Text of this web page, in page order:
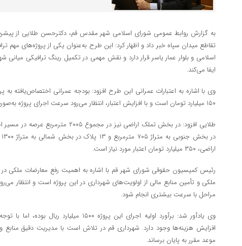
تقاطع میدان سپاه خبر داد و اظهار کرد: این طرح به‌عنوان یکی از پروژه‌های مهم
اسلامی و بلوار عمار یاسر قرار دارد و نقش مهمی در تکمیل رینگ ترافیکی
ایفا می‌کند.
وی با اشاره به اعتبارات عمرانی این طرح افزود: بودجه عمرانی اختصاص‌یافته
۱۵۰ میلیارد تومان است و با افزایش اعتبار، انتظار می‌رود سرعت اجرای پروژه به‌صورت چشمگیری افزایش یابد.
اراضی، ۳۵۰ میلیارد تومان اعتبار مورد نیاز است.
رئیس کمیسیون حقوقی شورای شهر قم با اشاره به اهمیت رفع معارضات ملکی
ملکی و تأمین منابع مالی از اولویت‌های شهرداری در این پروژه است و انتظار
مراحل با سرعت بیشتری انجام شود.
وی یادآور شد: برآورد اولیه اجرای این پروژه
افزایش هزینه‌ها وجود دارد. شهرداری قم در تلاش است با مدیریت دقیق منابع و
موعد مقرر به پایان برساند.